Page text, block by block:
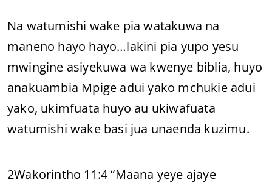
Na watumishi wake pia watakuwa na
maneno hayo hayo…lakini pia yupo yesu
mwingine asiyekuwa wa kwenye biblia, huyo
anakuambia Mpige adui yako mchukie adui
yako, ukimfuata huyo au ukiwafuata
watumishi wake basi jua unaenda kuzimu.
2Wakorintho 11:4 “Maana yeye ajaye